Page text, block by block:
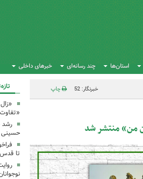
استان‌ها چند رسانه‌ای خبرهای داخلی
خبرنگار: 52 چاپ
من» منتشر شد
حسینی
تا